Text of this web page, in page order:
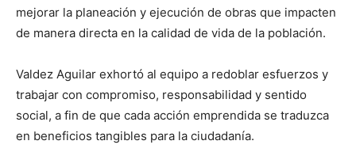
mejorar la planeación y ejecución de obras que impacten
de manera directa en la calidad de vida de la población.
Valdez Aguilar exhortó al equipo a redoblar esfuerzos y
trabajar con compromiso, responsabilidad y sentido
social, a fin de que cada acción emprendida se traduzca
en beneficios tangibles para la ciudadanía.